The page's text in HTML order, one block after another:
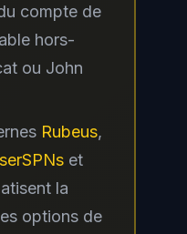
compte de
hors-
ou John
Rubeus,
et
la
options de